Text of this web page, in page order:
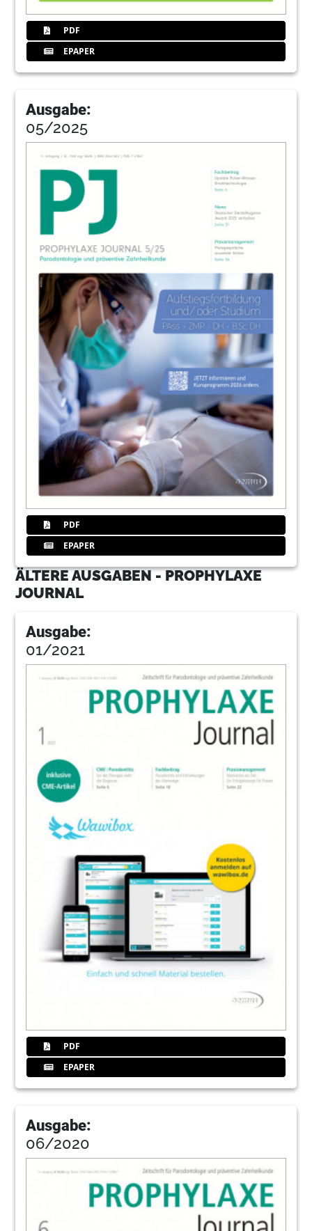
PDF
EPAPER
Ausgabe:
05/2025
PDF
EPAPER
ÄLTERE AUSGABEN - PROPHYLAXE
JOURNAL
Ausgabe:
01/2021
PDF
EPAPER
Ausgabe:
06/2020